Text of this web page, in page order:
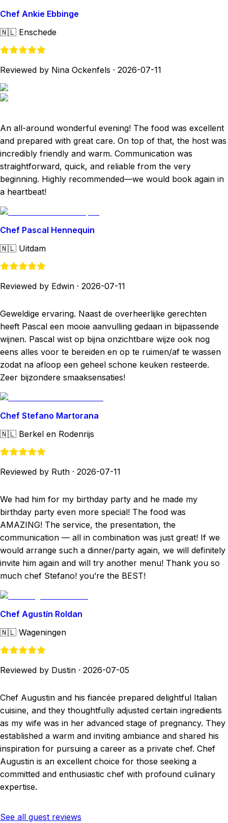
Chef Ankie Ebbinge
🇳🇱 Enschede
Reviewed by Nina Ockenfels · 2026-07-11
An all-around wonderful evening! The food was excellent
and prepared with great care. On top of that, the host was
incredibly friendly and warm. Communication was
straightforward, quick, and reliable from the very
beginning. Highly recommended—we would book again in
a heartbeat!
Chef Pascal Hennequin
🇳🇱 Uitdam
Reviewed by Edwin · 2026-07-11
Geweldige ervaring. Naast de overheerlijke gerechten
heeft Pascal een mooie aanvulling gedaan in bijpassende
wijnen. Pascal wist op bijna onzichtbare wijze ook nog
eens alles voor te bereiden en op te ruimen/af te wassen
zodat na afloop een geheel schone keuken resteerde.
Zeer bijzondere smaaksensaties!
Chef Stefano Martorana
🇳🇱 Berkel en Rodenrijs
Reviewed by Ruth · 2026-07-11
We had him for my birthday party and he made my
birthday party even more special! The food was
AMAZING! The service, the presentation, the
communication — all in combination was just great! If we
would arrange such a dinner/party again, we will definitely
invite him again and will try another menu! Thank you so
much chef Stefano! you’re the BEST!
Chef Agustín Roldan
🇳🇱 Wageningen
Reviewed by Dustin · 2026-07-05
Chef Augustin and his fiancée prepared delightful Italian
cuisine, and they thoughtfully adjusted certain ingredients
as my wife was in her advanced stage of pregnancy. They
established a warm and inviting ambiance and shared his
inspiration for pursuing a career as a private chef. Chef
Augustin is an excellent choice for those seeking a
committed and enthusiastic chef with profound culinary
expertise.
See all guest reviews